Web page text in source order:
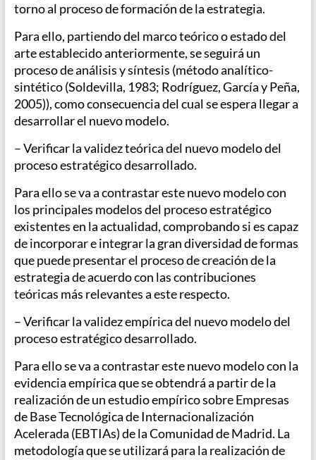
torno al proceso de formación de la estrategia.
Para ello, partiendo del marco teórico o estado del
arte establecido anteriormente, se seguirá un
proceso de análisis y síntesis (método analítico-
sintético (Soldevilla, 1983; Rodríguez, García y Peña,
2005)), como consecuencia del cual se espera llegar a
desarrollar el nuevo modelo.
– Verificar la validez teórica del nuevo modelo del
proceso estratégico desarrollado.
Para ello se va a contrastar este nuevo modelo con
los principales modelos del proceso estratégico
existentes en la actualidad, comprobando si es capaz
de incorporar e integrar la gran diversidad de formas
que puede presentar el proceso de creación de la
estrategia de acuerdo con las contribuciones
teóricas más relevantes a este respecto.
– Verificar la validez empírica del nuevo modelo del
proceso estratégico desarrollado.
Para ello se va a contrastar este nuevo modelo con la
evidencia empírica que se obtendrá a partir de la
realización de un estudio empírico sobre Empresas
de Base Tecnológica de Internacionalización
Acelerada (EBTIAs) de la Comunidad de Madrid. La
metodología que se utilizará para la realización de